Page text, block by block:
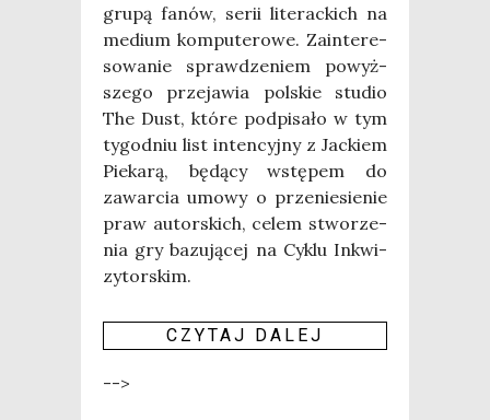
gru­pą fanów, serii lite­rac­kich na
medium kom­pu­te­ro­we. Zain­te­re­
so­wa­nie spraw­dze­niem powyż­
sze­go prze­ja­wia pol­skie stu­dio
The Dust, któ­re pod­pi­sa­ło w tym
tygo­dniu list inten­cyj­ny z Jac­kiem
Pie­ka­rą, będą­cy wstę­pem do
zawar­cia umo­wy o prze­nie­sie­nie
praw autor­skich, celem stwo­rze­
nia gry bazu­ją­cej na Cyklu Inkwi­
zy­tor­skim.
CZY­TAJ DALEJ
-->